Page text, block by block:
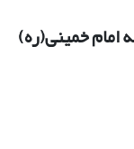
خمینی(ره)